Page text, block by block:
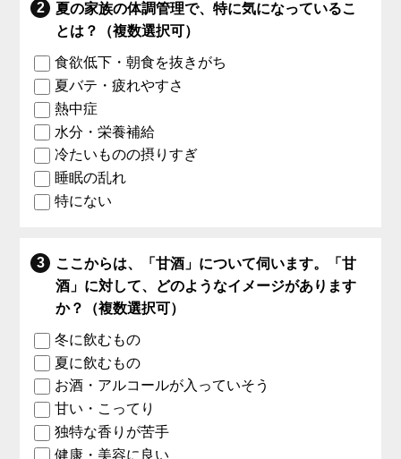
夏の家族の体調管理で、特に気になっているこ
とは？（複数選択可）
食欲低下・朝食を抜きがち
夏バテ・疲れやすさ
熱中症
水分・栄養補給
冷たいものの摂りすぎ
睡眠の乱れ
特にない
ここからは、「甘酒」について伺います。「甘
酒」に対して、どのようなイメージがあります
か？（複数選択可）
冬に飲むもの
夏に飲むもの
お酒・アルコールが入っていそう
甘い・こってり
独特な香りが苦手
健康・美容に良い